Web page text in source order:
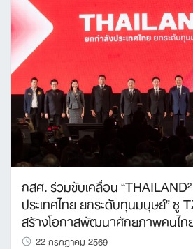
กสศ. ร่วมขับเคลื่อน
ประเทศไทย ยกระดับทุนมนุษย์” ชู
สร้างโอกาสพัฒนาศักยภาพคนไ
22 กรกฎาคม 2569